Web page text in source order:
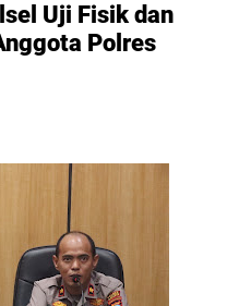
Uji Fisik dan
Polres